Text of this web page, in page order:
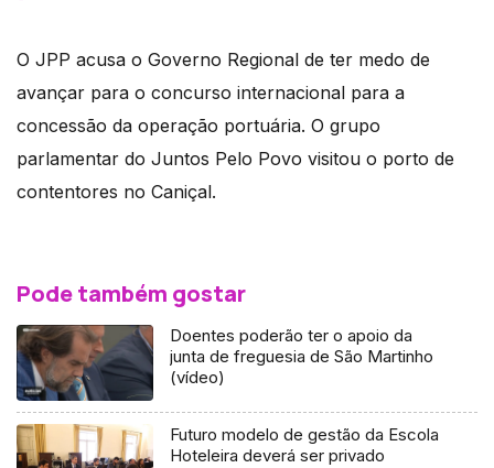
O JPP acusa o Governo Regional de ter medo de
avançar para o concurso internacional para a
concessão da operação portuária. O grupo
parlamentar do Juntos Pelo Povo visitou o porto de
contentores no Caniçal.
Pode também gostar
Doentes poderão ter o apoio da
junta de freguesia de São Martinho
(vídeo)
Futuro modelo de gestão da Escola
Hoteleira deverá ser privado